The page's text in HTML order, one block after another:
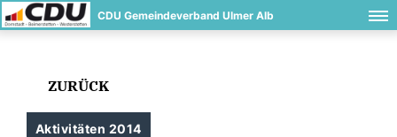
CDU Gemeindeverband Ulmer Alb
ZURÜCK
Aktivitäten 2014